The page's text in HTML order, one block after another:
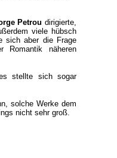
Petrou dirigierte,
viele hübsch
sich aber die Frage
Romantik näheren
stellte sich sogar
solche Werke dem
nicht sehr groß.